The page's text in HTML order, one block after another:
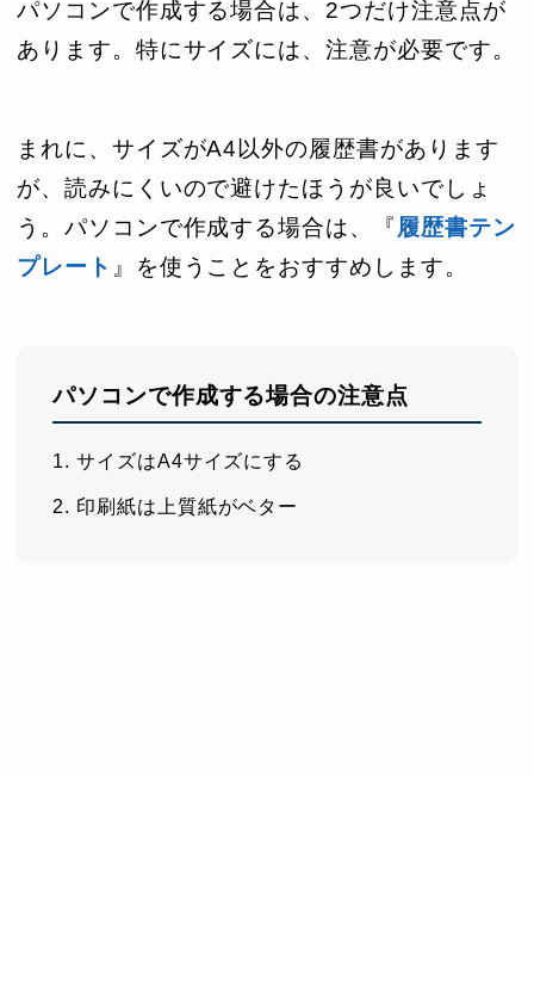
パソコンで作成する場合は、2つだけ注意点が
あります。特にサイズには、注意が必要です。
まれに、サイズがA4以外の履歴書があります
が、読みにくいので避けたほうが良いでしょ
う。パソコンで作成する場合は、『 履歴書テン
プレート 』を使うことをおすすめします。
パソコンで作成する場合の注意点
サイズはA4サイズにする
印刷紙は上質紙がベター